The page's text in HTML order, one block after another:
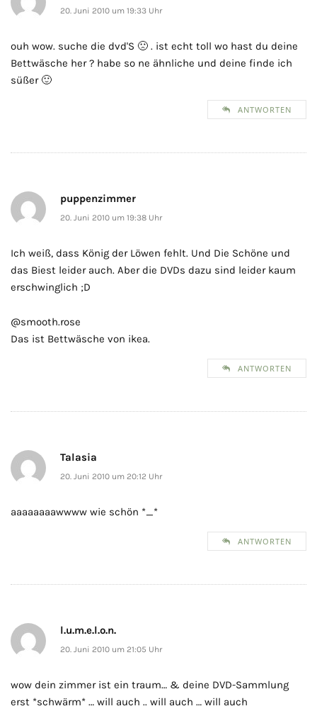
20. Juni 2010 um 19:33 Uhr
ouh wow. suche die dvd'S 🙁 . ist echt toll wo hast du deine
Bettwäsche her ? habe so ne ähnliche und deine finde ich
süßer 🙂
ANTWORTEN
puppenzimmer
20. Juni 2010 um 19:38 Uhr
Ich weiß, dass König der Löwen fehlt. Und Die Schöne und
das Biest leider auch. Aber die DVDs dazu sind leider kaum
erschwinglich ;D
@smooth.rose
Das ist Bettwäsche von ikea.
ANTWORTEN
Talasia
20. Juni 2010 um 20:12 Uhr
aaaaaaaawwww wie schön *_*
ANTWORTEN
l.u.m.e.l.o.n.
20. Juni 2010 um 21:05 Uhr
wow dein zimmer ist ein traum… & deine DVD-Sammlung
erst *schwärm* … will auch .. will auch … will auch